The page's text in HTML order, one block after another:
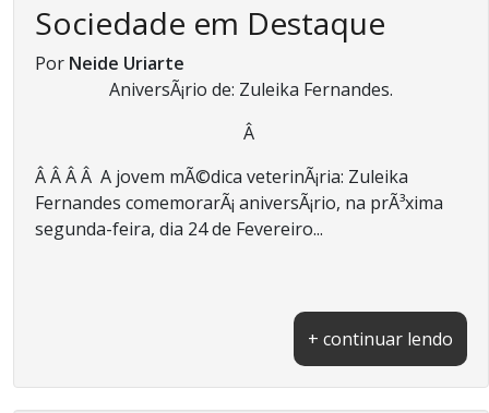
Sociedade em Destaque
Por Neide Uriarte
AniversÃ¡rio de: Zuleika Fernandes.
Â
Â Â Â Â A jovem mÃ©dica veterinÃ¡ria: Zuleika
Fernandes comemorarÃ¡ aniversÃ¡rio, na prÃ³xima
segunda-feira, dia 24 de Fevereiro...
+ continuar lendo